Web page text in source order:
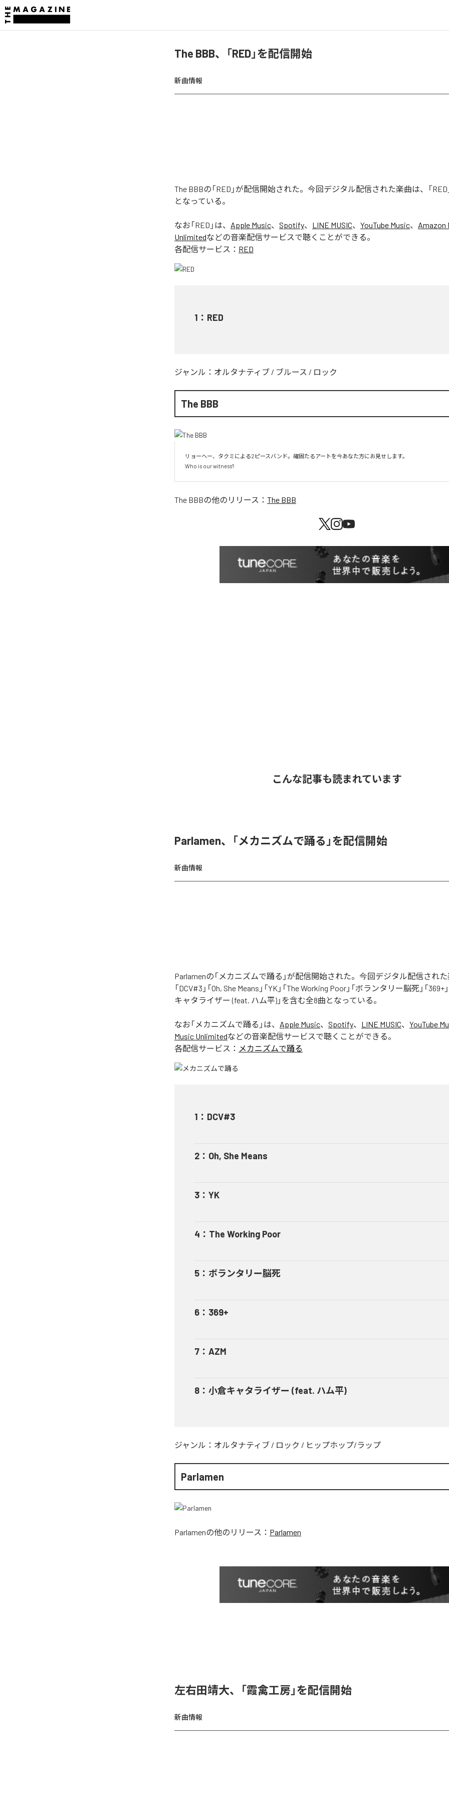
The BBB、「RED」を配信開始
新曲情報
The BBBの「RED」が配信開始された。今回デジタル配信された楽曲は、「RED
となっている。
なお「RED 」は、 Apple Music、 Spotify、 LINE MUSIC、 YouTube Music、 Amazon
Unlimitedなどの音楽配信サービスで聴くことができる。
各配信サービス： RED
1 ： RED
ジャンル： オルタナティブ / ブルース / ロック
The BBB
リョーヘー、タクミによる2ピースバンド。確固たるアートを今あなた方にお見せします。
Who is our witness?
The BBBの他のリリース： The BBB
こんな記事も読まれています
Parlamen、「メカニズムで踊る」を配信開始
新曲情報
Parlamenの「メカニズムで踊る」が配信開始された。今回デジタル配信された
「DCV#3」「Oh, She Means」「YK」「The Working Poor」「ボランタリー脳死」「369+
キャタライザー (feat. ハム平)」を含む全8曲となっている。
なお「 メカニズムで踊る 」は、 Apple Music、 Spotify、 LINE MUSIC、 YouTube
Music Unlimitedなどの音楽配信サービスで聴くことができる。
各配信サービス： メカニズムで踊る
1 ： DCV#3
2 ： Oh, She Means
3 ： YK
4 ： The Working Poor
5 ： ボランタリー脳死
6 ： 369+
7 ： AZM
8 ： 小倉キャタライザー (feat. ハム平)
ジャンル： オルタナティブ / ロック / ヒップホップ/ラップ
Parlamen
Parlamenの他のリリース： Parlamen
左右田靖大、「霞禽工房」を配信開始
新曲情報